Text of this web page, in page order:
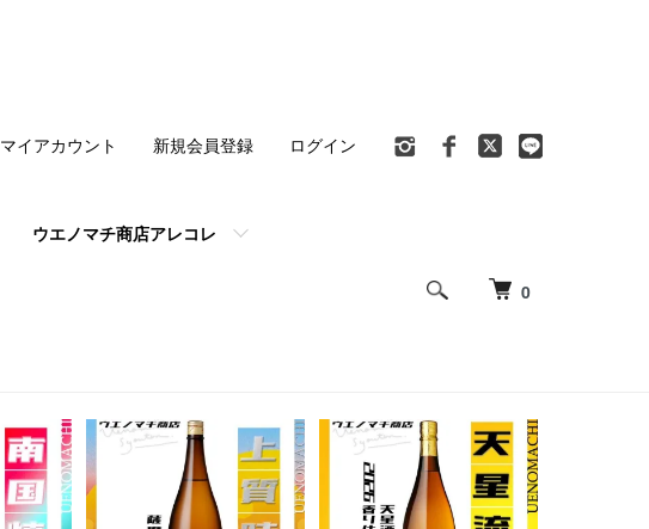
0
ウエノマチ商店アレコレ
マイアカウント 新規会員登録 ログイン